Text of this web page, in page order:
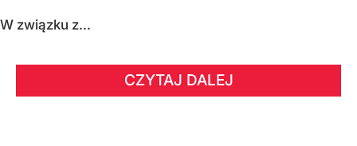
W związku z...
CZYTAJ DALEJ